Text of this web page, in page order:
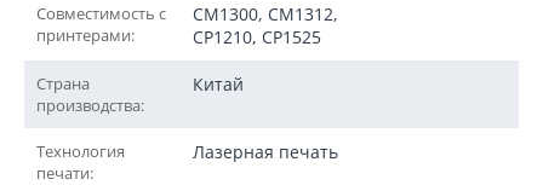
Совместимость с
принтерами:
CM1300, CM1312,
CP1210, CP1525
Страна
производства:
Китай
Технология
печати:
Лазерная печать